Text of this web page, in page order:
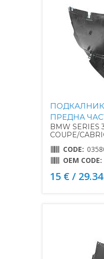
ПРЕДНА
BMW SERIES
COUPE/
CODE:
OEM CODE:
15 € /